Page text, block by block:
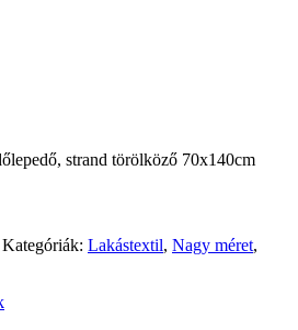
strand törölköző 70x140cm
Kategóriák: Lakástextil, Nagy méret,